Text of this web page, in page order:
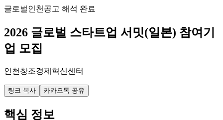
글로벌인천 공고 해석 완료
2026 글로벌 스타트업 서밋(일본) 참여기
업 모집
인천창조경제혁신센터
링크 복사 카카오톡 공유
핵심 정보